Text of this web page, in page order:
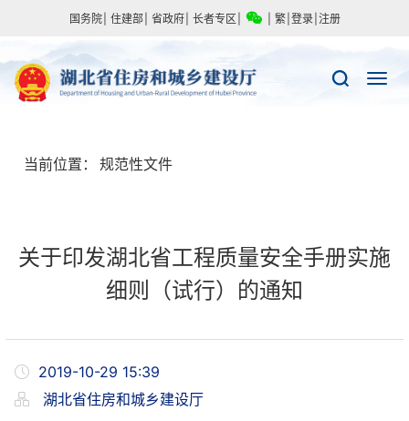
国务院 住建部 省政府 长者专区 繁 登录 注册
当前位置： 规范性文件
关于印发湖北省工程质量安全手册实施
细则（试行）的通知
2019-10-29 15:39
湖北省住房和城乡建设厅